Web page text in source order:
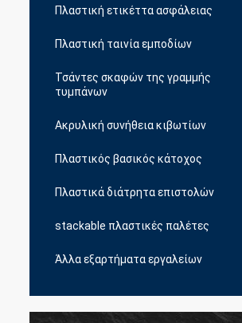
Πλαστική ετικέττα ασφάλειας
Πλαστική ταινία εμποδίων
Τσάντες σκαφών της γραμμής
τυμπάνων
Ακρυλική συνήθεια κιβωτίων
Πλαστικός βασικός κάτοχος
Πλαστικά διάτρητα επιστολών
stackable πλαστικές παλέτες
Άλλα εξαρτήματα εργαλείων